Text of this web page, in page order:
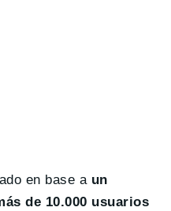
en base a un
de 10.000 usuarios